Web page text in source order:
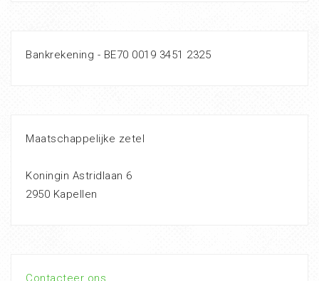
Bankrekening - BE70 0019 3451 2325
Maatschappelijke zetel
Koningin Astridlaan 6
2950 Kapellen
Contacteer ons